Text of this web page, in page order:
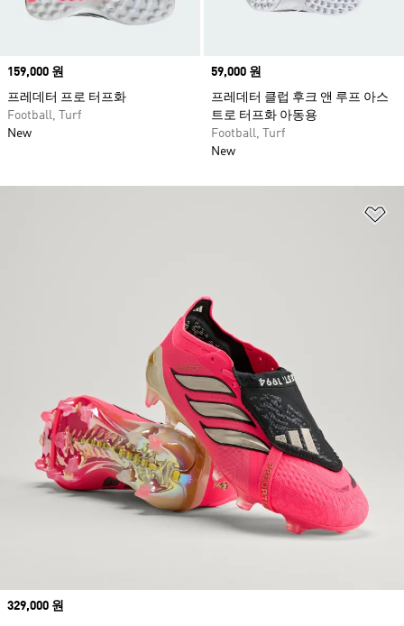
Price
159,000 원
프레데터 프로 터프화
Football, Turf
New
Price
59,000 원
프레데터 클럽 후크 앤 루프 아스
트로 터프화 아동용
Football, Turf
New
Price
329,000 원